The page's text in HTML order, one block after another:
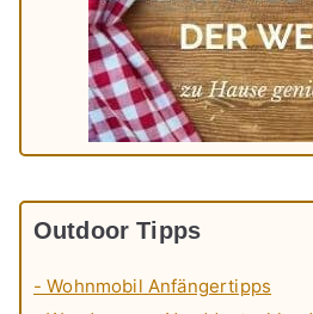
Outdoor Tipps
- Wohnmobil Anfängertipps